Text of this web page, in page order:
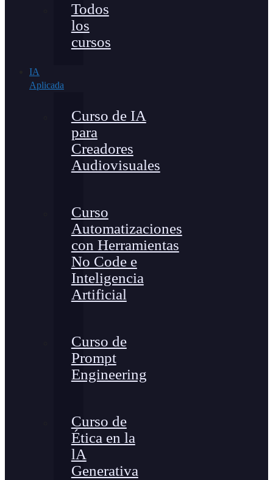
Todos
los
cursos
IA
Aplicada
Curso de IA
para
Creadores
Audiovisuales
Curso
Automatizaciones
con Herramientas
No Code e
Inteligencia
Artificial
Curso de
Prompt
Engineering
Curso de
Ética en la
lA
Generativa